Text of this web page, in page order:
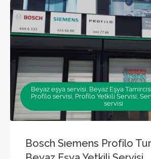
Beyaz eşya servisi, Beyaz Eşya
Profilo servisi, Profilo Yetkili Servisi,
servisi
Bosch Sıemens Profilo